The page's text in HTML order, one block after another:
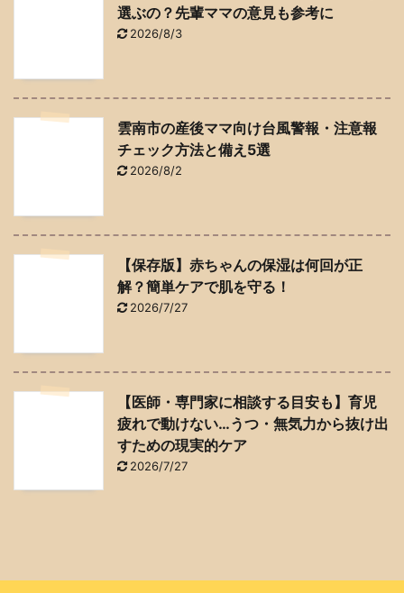
選ぶの？先輩ママの意見も参考に
2026/8/3
雲南市の産後ママ向け台風警報・注意報
チェック方法と備え5選
2026/8/2
【保存版】赤ちゃんの保湿は何回が正
解？簡単ケアで肌を守る！
2026/7/27
【医師・専門家に相談する目安も】育児
疲れで動けない…うつ・無気力から抜け出
すための現実的ケア
2026/7/27